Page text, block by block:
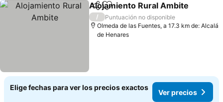
CompartirAgregar a favoritos
Alojamiento Rural Ambite
/
Puntuación no disponible
Olmeda de las Fuentes, a 17.3 km de: Alcalá
de Henares
Elige fechas para ver los precios exactos
Ver precios